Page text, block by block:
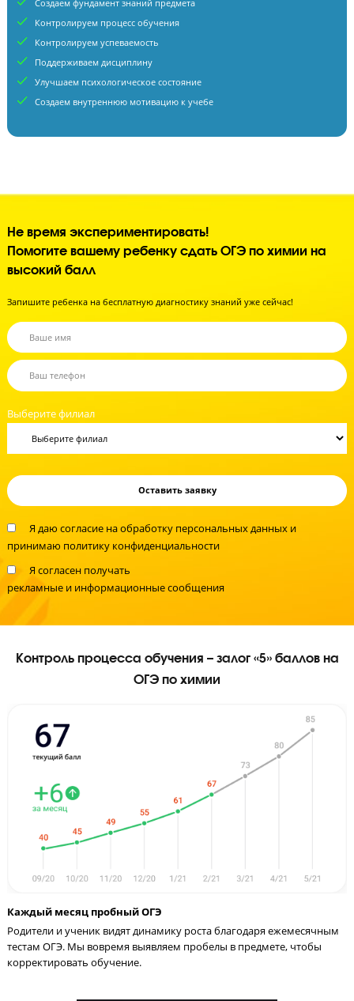
Комплексная подготовка в «Годографе» на оценку
химии
Поддерживаем дисциплину
Создаем внутреннюю мотивацию к учебе
Не время экспериментировать!
высокий балл
Выберите филиал
обработку персональных данных
принимаю
Я согласен получать
рекламные и информационные сообщения
Контроль процесса обучения – залог «5»
ОГЭ по химии